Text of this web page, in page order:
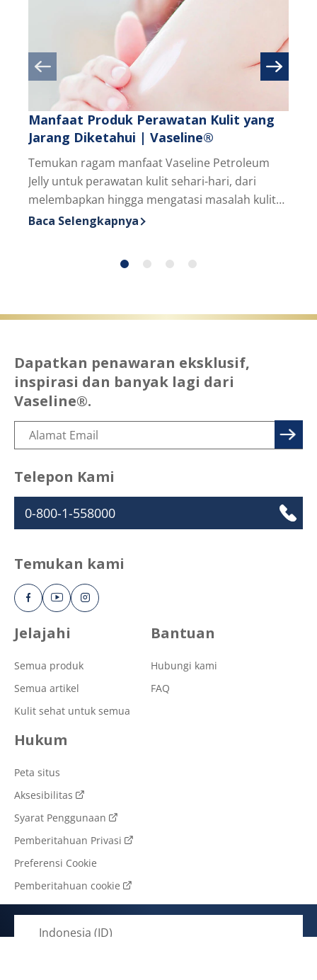
Temukan ragam manfaat Vaseline Petroleum
Jelly untuk perawatan kulit sehari-hari, dari
melembapkan hingga mengatasi masalah kulit
kering dan iritasi.
Manfaat Produk Perawatan Kulit yang
Jarang Diketahui | Vaseline®
Discover more about Manfaat Produk
Baca Selengkapnya
Jelajahi
Semua produk
Semua artikel
Kulit sehat untuk semua
Bantuan
Hubungi kami
FAQ
Hukum
Peta situs
Aksesibilitas
Syarat Penggunaan
Pemberitahuan Privasi
Preferensi Cookie
Pemberitahuan cookie
Dapatkan penawaran eksklusif,
inspirasi dan banyak lagi dari
Vaseline®.
Telepon Kami
0-800-1-558000
Temukan kami
Indonesia (ID)